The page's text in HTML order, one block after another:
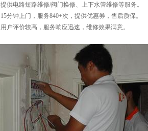
供电路短路维修/阀门换修、上下水管维修等服务。
分钟上门，服务840+次，提供优惠券，售后质保。
户评价较高，服务响应迅速，维修效果满意。